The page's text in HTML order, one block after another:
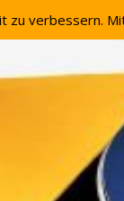
zu verbessern.